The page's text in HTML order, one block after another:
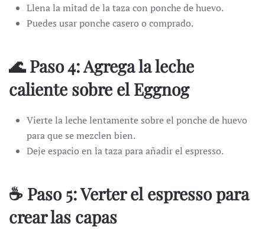
Llena la mitad de la taza con ponche de huevo.
Puedes usar ponche casero o comprado.
🌊 Paso 4: Agrega la leche
caliente sobre el Eggnog
Vierte la leche lentamente sobre el ponche de huevo
para que se mezclen bien.
Deje espacio en la taza para añadir el espresso.
☕ Paso 5: Verter el espresso para
crear las capas